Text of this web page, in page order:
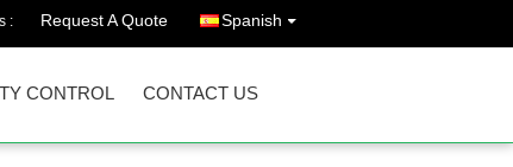
: Request A Quote Spanish
CONTROL CONTACT US